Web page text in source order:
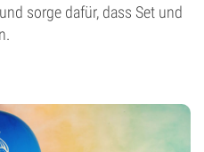
sorge dafür, dass Set und